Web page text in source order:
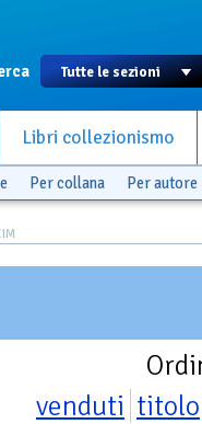
Libri collezionismo
Per collana Per autore
venduti titolo